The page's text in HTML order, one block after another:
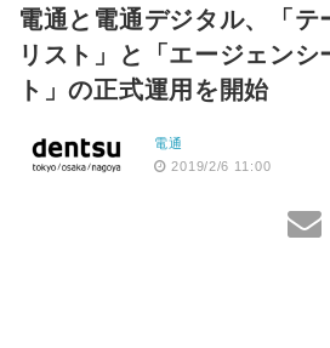
電通と電通デジタル、「テ
リスト」と「エージェンシ
ト」の正式運用を開始
電通
2019/2/6 11:00